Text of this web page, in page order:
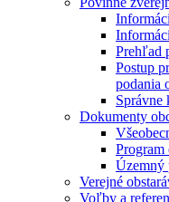
Prehľad
Postup
podania
Správne
Dokumenty
Program
Územný
Verejné
Voľby a